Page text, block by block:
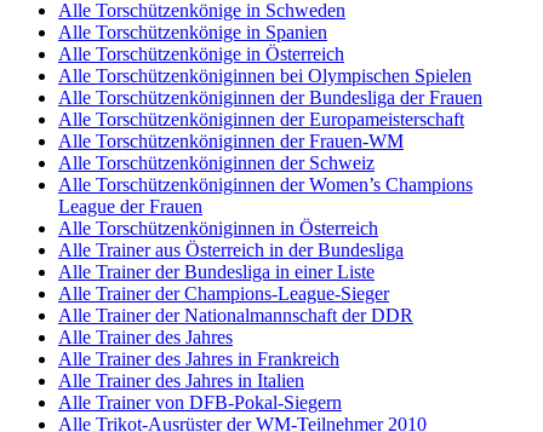
Alle Torschützenkönige in Schweden
Alle Torschützenkönige in Spanien
Alle Torschützenkönige in Österreich
Alle Torschützenköniginnen bei Olympischen Spielen
Alle Torschützenköniginnen der Bundesliga der Frauen
Alle Torschützenköniginnen der Europameisterschaft
Alle Torschützenköniginnen der Frauen-WM
Alle Torschützenköniginnen der Schweiz
Alle Torschützenköniginnen der Women’s Champions
League der Frauen
Alle Torschützenköniginnen in Österreich
Alle Trainer aus Österreich in der Bundesliga
Alle Trainer der Bundesliga in einer Liste
Alle Trainer der Champions-League-Sieger
Alle Trainer der Nationalmannschaft der DDR
Alle Trainer des Jahres
Alle Trainer des Jahres in Frankreich
Alle Trainer des Jahres in Italien
Alle Trainer von DFB-Pokal-Siegern
Alle Trikot-Ausrüster der WM-Teilnehmer 2010